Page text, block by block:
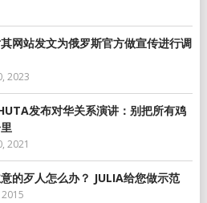
网站发文为俄罗斯官方做宣传进行调
2023
发布对华关系演讲：别把所有鸡
2021
的歹人怎么办？ JULIA给您做示范